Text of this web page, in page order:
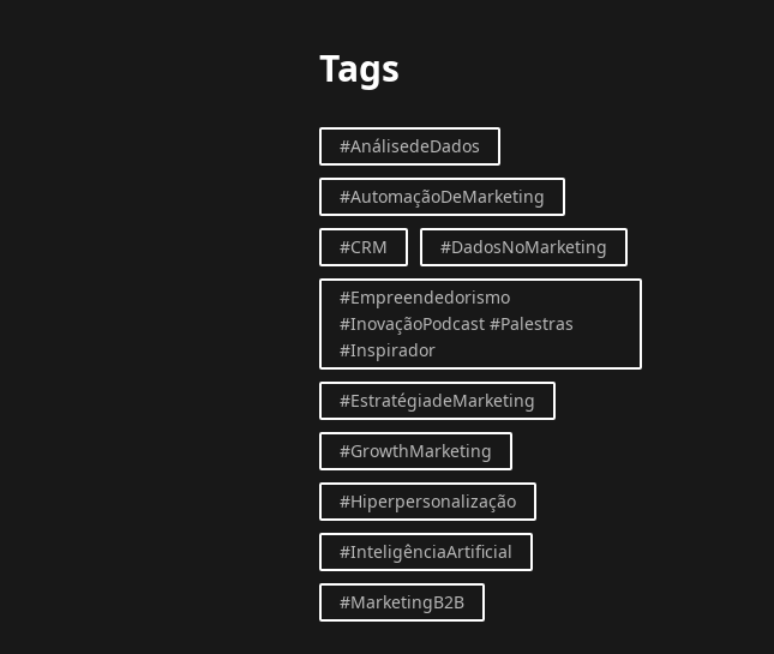
Tags
#AnálisedeDados
#AutomaçãoDeMarketing
#CRM #DadosNoMarketing
#Empreendedorismo
#InovaçãoPodcast #Palestras
#Inspirador
#EstratégiadeMarketing
#GrowthMarketing
#Hiperpersonalização
#InteligênciaArtificial
#MarketingB2B